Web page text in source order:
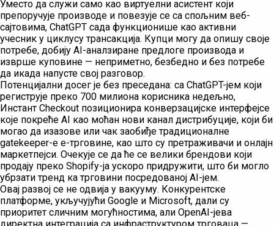
Уместо да служи само као виртуелни асистент који
препоручује производе и повезује се са спољним веб-
сајтовима, ChatGPT сада функционише као активни
учесник у циклусу трансакција. Купци могу да опишу своје
потребе, добију AI-аналзиране предлоге производа и
изврше куповине — неприметно, безбедно и без потребе
да икада напусте свој разговор.
Потенцијални досег је без преседана: са ChatGPT-јем који
региструје преко 700 милиона корисника недељно,
Инстант Checkout позиционира конверзацијске интерфејсе
које покреће AI као моћан нови канал дистрибуције, који би
могао да изазове или чак заобиђе традиционалне
gatekeeper-е е-трговине, као што су претраживачи и онлајн
маркетпејси. Очекује се да ће се велики брендови који
продају преко Shopify-ја ускоро придружити, што би могло
убрзати тренд ка трговини посредованој AI-јем.
Овај развој се не одвија у вакууму. Конкурентске
платформе, укључујући Google и Microsoft, дали су
приоритет сличним могућностима, али OpenAI-јева